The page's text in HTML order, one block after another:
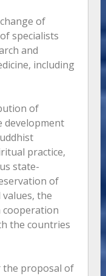
of
specialists
and
including
of
development
practice,
state-
of
the
the countries
the proposal of